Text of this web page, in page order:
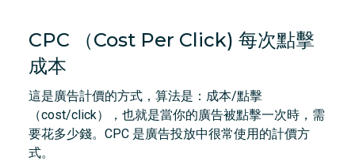
CPC （Cost Per Click) 每次點擊
成本
這是廣告計價的方式，算法是：成本/點擊
（cost/click），也就是當你的廣告被點擊一次時，需
要花多少錢。CPC 是廣告投放中很常使用的計價方
式。